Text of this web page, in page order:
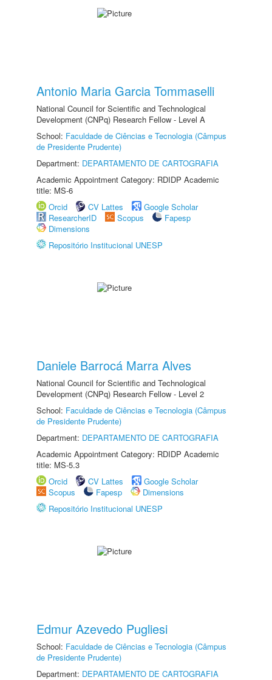
Antonio Maria Garcia Tommaselli
National Council for Scientific and Technological
Development (CNPq) Research Fellow - Level A
School: Faculdade de Ciências e Tecnologia (Câmpus
de Presidente Prudente)
Department: DEPARTAMENTO DE CARTOGRAFIA
Academic Appointment Category: RDIDP Academic
title: MS-6
Orcid
CV Lattes
Google Scholar
ResearcherID
Scopus
Fapesp
Dimensions
Repositório Institucional UNESP
Daniele Barrocá Marra Alves
National Council for Scientific and Technological
Development (CNPq) Research Fellow - Level 2
School: Faculdade de Ciências e Tecnologia (Câmpus
de Presidente Prudente)
Department: DEPARTAMENTO DE CARTOGRAFIA
Academic Appointment Category: RDIDP Academic
title: MS-5.3
Orcid
CV Lattes
Google Scholar
Scopus
Fapesp
Dimensions
Repositório Institucional UNESP
Edmur Azevedo Pugliesi
School: Faculdade de Ciências e Tecnologia (Câmpus
de Presidente Prudente)
Department: DEPARTAMENTO DE CARTOGRAFIA